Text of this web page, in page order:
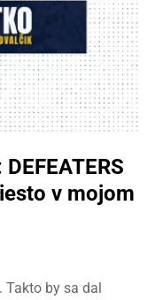
v mojom
by sa dal